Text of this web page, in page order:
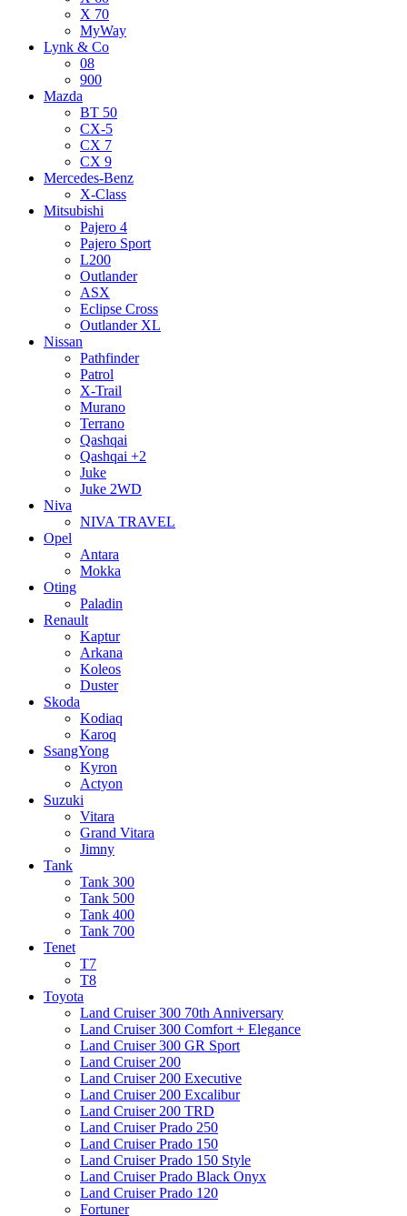
X 70
MyWay
Lynk & Co
08
900
Mazda
BT 50
CX-5
CX 7
CX 9
Mercedes-Benz
X-Class
Mitsubishi
Pajero 4
Pajero Sport
L200
Outlander
ASX
Eclipse Cross
Outlander XL
Nissan
Pathfinder
Patrol
X-Trail
Murano
Terrano
Qashqai
Qashqai +2
Juke
Juke 2WD
Niva
NIVA TRAVEL
Opel
Antara
Mokka
Oting
Paladin
Renault
Kaptur
Arkana
Koleos
Duster
Skoda
Kodiaq
Karoq
SsangYong
Kyron
Actyon
Suzuki
Vitara
Grand Vitara
Jimny
Tank
Tank 300
Tank 500
Tank 400
Tank 700
Tenet
T7
T8
Toyota
Land Cruiser 300 70th Anniversary
Land Cruiser 300 Comfort + Elegance
Land Cruiser 300 GR Sport
Land Cruiser 200
Land Cruiser 200 Executive
Land Cruiser 200 Excalibur
Land Cruiser 200 TRD
Land Cruiser Prado 250
Land Cruiser Prado 150
Land Cruiser Prado 150 Style
Land Cruiser Prado Black Onyx
Land Cruiser Prado 120
Fortuner